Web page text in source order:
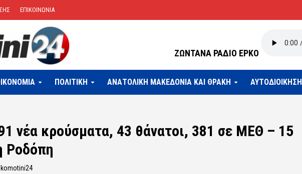
ΕΠΙΚΟΙΝΩΝΙΑ
ΖΩΝΤΑΝΑ ΡΑΔΙΟ ΕΡΚΟ
ΠΟΛΙΤΙΚΗ ΑΝΑΤΟΛΙΚΗ ΜΑΚΕΔΟΝΙΑ ΚΑΙ ΘΡΑΚΗ ΑΥΤΟΔΙΟΙΚΗΣΗ
νέα κρούσματα, 43 θάνατοι, 381 σε ΜΕΘ – 15
Ροδόπη
komotini24